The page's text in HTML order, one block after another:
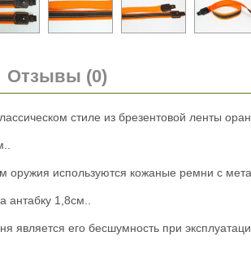
Отзывы (0)
стиле из брезентовой ленты
оружия используются кожаные ремни с
антабку 1,8см..
является его бесшумность при